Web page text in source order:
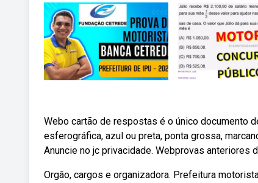
Webo cartão de respostas é o único documento
esferográfica, azul ou preta, ponta grossa,
Anuncie no jc privacidade. Webprovas anteriores
Orgão, cargos e organizadora. Prefeitura